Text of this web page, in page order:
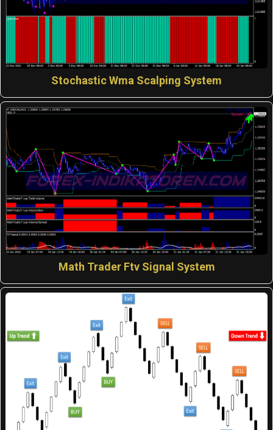
Stochastic Wma Scalping System
Math Trader Ftv Signal System